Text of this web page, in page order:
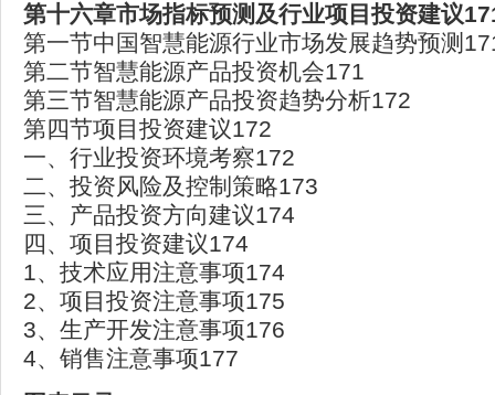
第十六章市场指标预测及行业项目投资建议
第一节中国智慧能源行业市场发展趋势预测
第二节智慧能源产品投资机会171
第三节智慧能源产品投资趋势分析172
第四节项目投资建议172
一、行业投资环境考察172
二、投资风险及控制策略173
三、产品投资方向建议174
四、项目投资建议174
1、技术应用注意事项174
2、项目投资注意事项175
3、生产开发注意事项176
4、销售注意事项177